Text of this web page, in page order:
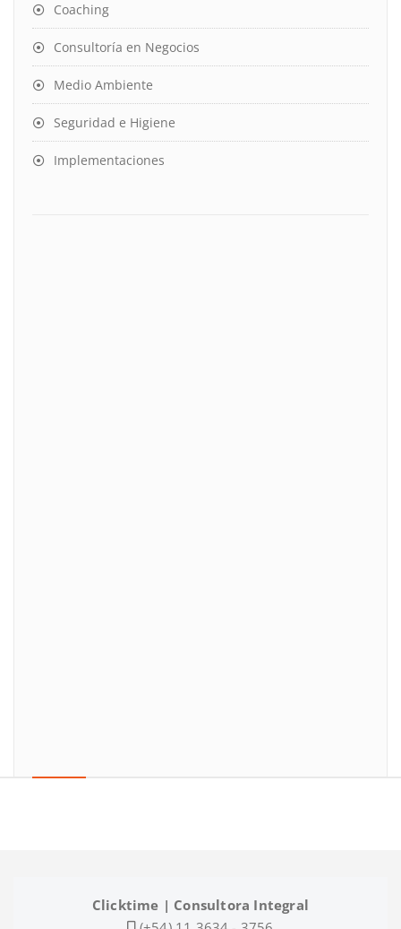
Coaching
Consultoría en Negocios
Medio Ambiente
Seguridad e Higiene
Implementaciones
Clicktime | Consultora Integral